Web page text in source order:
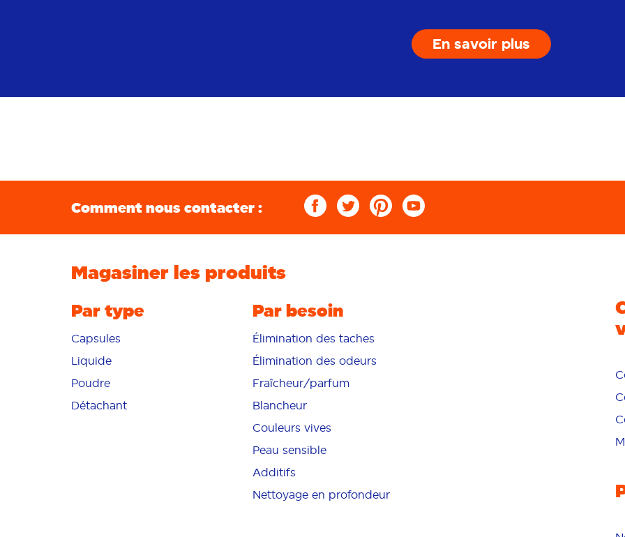
En savoir plus
Comment nous contacter :
Magasiner les produits
Par type
Capsules
Liquide
Poudre
Détachant
Par besoin
Élimination des taches
Élimination des odeurs
Fraîcheur/parfum
Blancheur
Couleurs vives
Peau sensible
Additifs
Nettoyage en profondeur